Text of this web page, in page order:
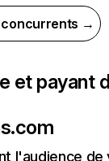
concurrents →
et payant
l'audience de